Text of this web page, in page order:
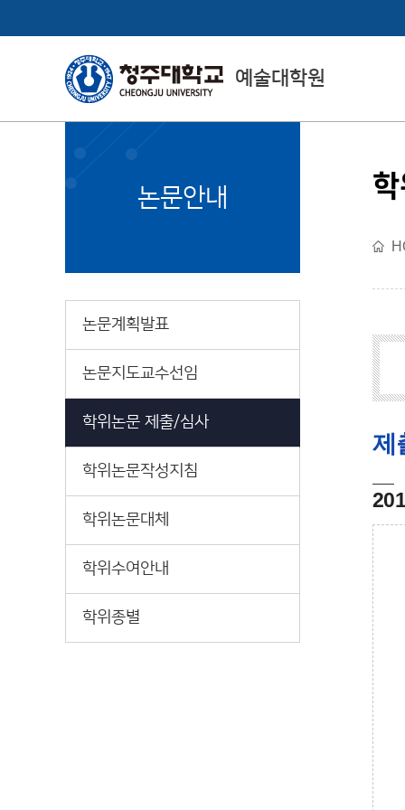
예술대학원
CheongJu
논문안내
논문계획발표
논문지도교수선임
학위논문 제출/심사
학위논문작성지침
학위논문대체
학위수여안내
학위종별
제